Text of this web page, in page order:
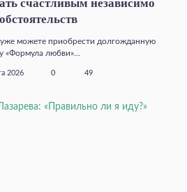
счастливым независимо
можете приобрести долгожданную
«Формула любви»...
2026 0 49